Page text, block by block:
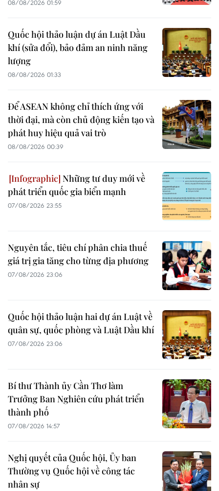
08/08/2026 01:59
Quốc hội thảo luận dự án Luật Dầu
khí (sửa đổi), bảo đảm an ninh năng
lượng
08/08/2026 01:33
Để ASEAN không chỉ thích ứng với
thời đại, mà còn chủ động kiến tạo và
phát huy hiệu quả vai trò
08/08/2026 00:39
Những tư duy mới về
phát triển quốc gia biển mạnh
07/08/2026 23:55
Nguyên tắc, tiêu chí phân chia thuế
giá trị gia tăng cho từng địa phương
07/08/2026 23:06
Quốc hội thảo luận hai dự án Luật về
quân sự, quốc phòng và Luật Dầu khí
07/08/2026 23:06
Bí thư Thành ủy Cần Thơ làm
Trưởng Ban Nghiên cứu phát triển
thành phố
07/08/2026 14:57
Nghị quyết của Quốc hội, Ủy ban
Thường vụ Quốc hội về công tác
nhân sự